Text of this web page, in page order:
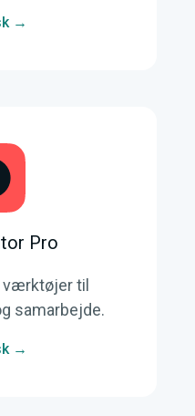
→
Pro
værktøjer til
samarbejde.
→